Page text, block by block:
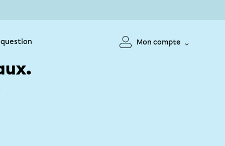
Mon compte